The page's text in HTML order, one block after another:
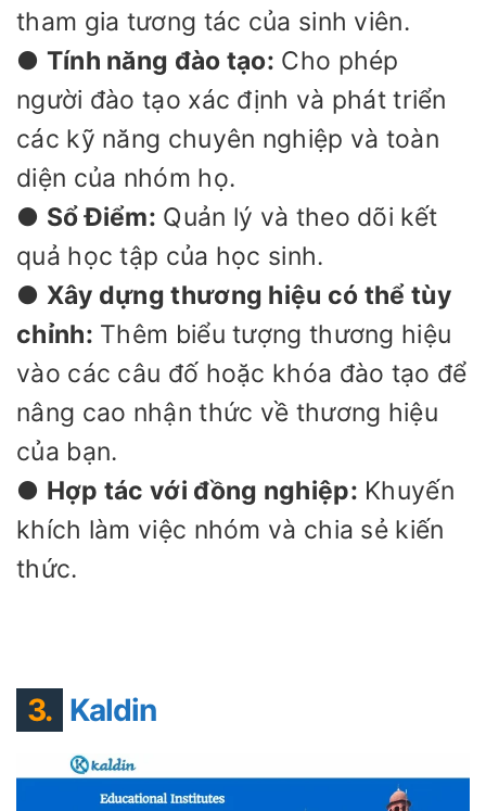
tham gia tương tác của sinh viên.
● Tính năng đào tạo: Cho phép
người đào tạo xác định và phát triển
các kỹ năng chuyên nghiệp và toàn
diện của nhóm họ.
● Sổ Điểm: Quản lý và theo dõi kết
quả học tập của học sinh.
● Xây dựng thương hiệu có thể tùy
chỉnh: Thêm biểu tượng thương hiệu
vào các câu đố hoặc khóa đào tạo để
nâng cao nhận thức về thương hiệu
của bạn.
● Hợp tác với đồng nghiệp: Khuyến
khích làm việc nhóm và chia sẻ kiến ​​
thức.
3. Kaldin